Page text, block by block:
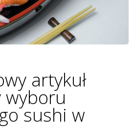
artykuł
wyboru
sushi w